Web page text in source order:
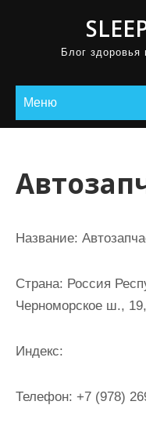
Блог здоровья
Меню
Название:
Страна: Россия
Черноморское ш.,
Индекс:
Телефон: +7 (978)